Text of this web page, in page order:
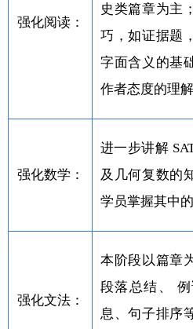
强化阅读：
史类篇章为主
巧，如证据题
字面含义的基
作者态度的理解
强化数学：
进一步讲解
及几何复数的
学员掌握其中
强化文法：
本阶段以篇章
段落总结、
息、句子排序